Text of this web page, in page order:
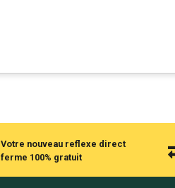
Votre nouveau reflexe direct
ferme 100% gratuit